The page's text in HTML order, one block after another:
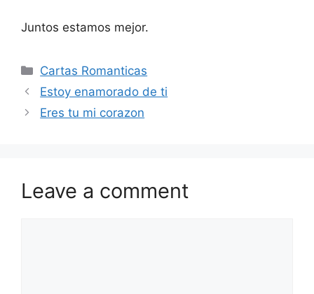
Juntos estamos mejor.
Categories
Cartas Romanticas
Estoy enamorado de ti
Eres tu mi corazon
Leave a comment